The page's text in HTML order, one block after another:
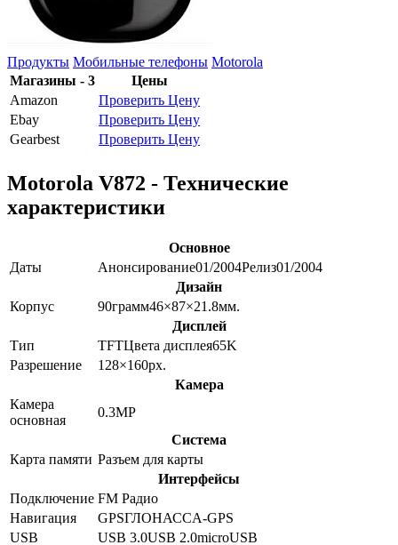
Продукты Мобильные телефоны Motorola
Магазины - 3
Цены
Amazon
Проверить Цену
Ebay
Проверить Цену
Gearbest
Проверить Цену
Motorola V872 - Технические
характеристики
Основное
Даты
Анонсирование01/2004Релиз01/2004
Дизайн
Корпус
90грамм46×87×21.8мм.
Дисплей
Тип
TFTЦвета дисплея65K
Разрешение
128×160px.
Камера
Камера
основная
0.3MP
Система
Карта памяти Разъем для карты
Интерфейсы
Подключение FM Радио
Навигация
GPSГЛОНАССA-GPS
USB
USB 3.0USB 2.0microUSB